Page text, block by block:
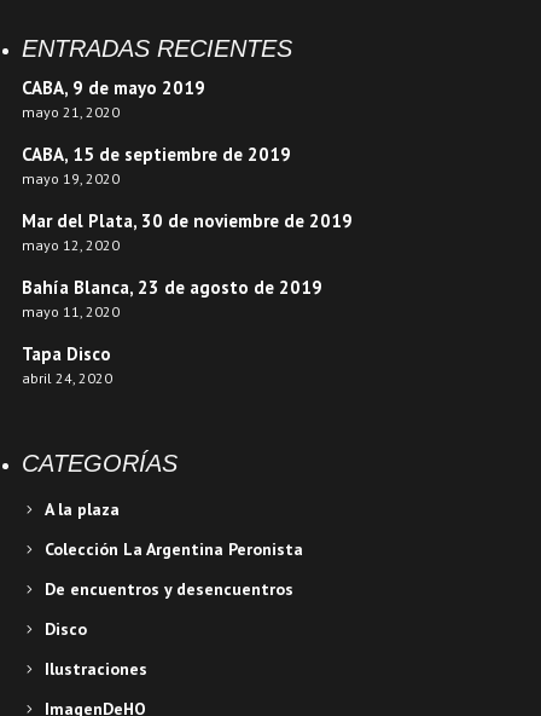
ENTRADAS RECIENTES
CABA, 9 de mayo 2019
mayo 21, 2020
CABA, 15 de septiembre de 2019
mayo 19, 2020
Mar del Plata, 30 de noviembre de 2019
mayo 12, 2020
Bahía Blanca, 23 de agosto de 2019
mayo 11, 2020
Tapa Disco
abril 24, 2020
CATEGORÍAS
A la plaza
Colección La Argentina Peronista
De encuentros y desencuentros
Disco
Ilustraciones
ImagenDeHO